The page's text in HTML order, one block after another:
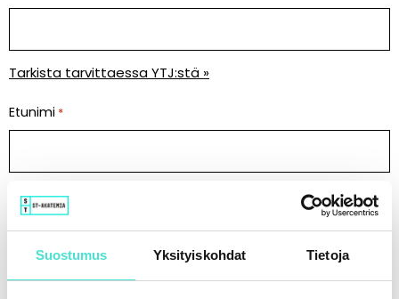
Suostumus Yksityiskohdat Tietoja
Tarkista tarvittaessa YTJ:stä »
Etunimi *
Sukunimi*